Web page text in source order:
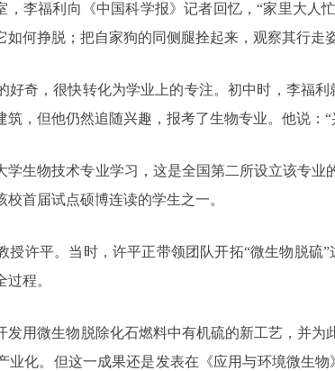
，李福利向《中国科学报》记者回忆，“家里大
何挣脱；把自家狗的同侧腿拴起来，观察其行走
好奇，很快转化为学业上的专注。初中时，李福
，但他仍然追随兴趣，报考了生物专业。他说：
学生物技术专业学习，这是全国第二所设立该专
首届试点硕博连读的学生之一。
授许平。当时，许平正带领团队开拓“微生物脱
程。
发用微生物脱除化石燃料中有机硫的新工艺，并
业化。但这一成果还是发表在《应用与环境微生